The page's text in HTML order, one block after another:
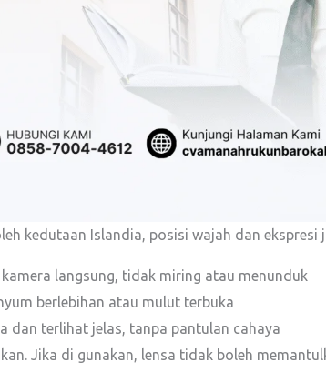
kedutaan Islandia, posisi wajah dan ekspresi
kamera langsung, tidak miring atau menunduk
berlebihan atau mulut terbuka
dan terlihat jelas, tanpa pantulan cahaya
Jika di gunakan, lensa tidak boleh